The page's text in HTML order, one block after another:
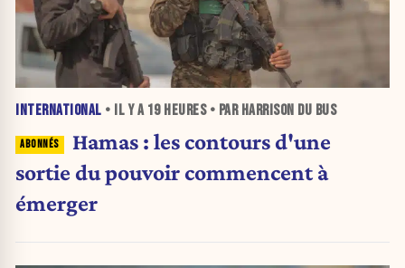
INTERNATIONAL • IL Y A 19 HEURES• PAR HARRISON DU BUS
Hamas : les contours d'une
sortie du pouvoir commencent à
émerger